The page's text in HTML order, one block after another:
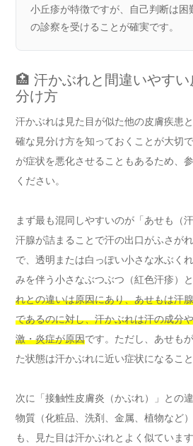
小丘疹が特徴ですが、自己判断は困
の診察を受けることが確実です。
🏥 汗かぶれと間違いやす
分け方
汗かぶれは見た目が似た他の皮膚疾患
確な見分け方を知っておくことが大切
が症状を悪化させることもあるため、
ください。
まず最も混同しやすいのが「あせも（
汗腺が詰まることで汗の出口がふさが
で、透明または白っぽい小さな水ぶく
みを伴う小さなぶつぶつ（紅色汗疹）と
れとの違いは原因にあり、あせもは汗
であるのに対し、汗かぶれは汗の成分
激・炎症が原因です。ただし、あせも
た状態は汗かぶれに近い症状になること
次に「接触性皮膚炎（かぶれ）」との
物質（化粧品、洗剤、金属、植物など
も、見た目は汗かぶれとよく似ていま